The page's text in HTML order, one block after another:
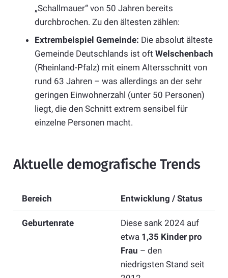
„Schallmauer“ von 50 Jahren bereits
durchbrochen. Zu den ältesten zählen:
Extrembeispiel Gemeinde: Die absolut älteste
Gemeinde Deutschlands ist oft Welschenbach
(Rheinland-Pfalz) mit einem Altersschnitt von
rund 63 Jahren – was allerdings an der sehr
geringen Einwohnerzahl (unter 50 Personen)
liegt, die den Schnitt extrem sensibel für
einzelne Personen macht.
Aktuelle demografische Trends
Bereich Entwicklung / Status
Geburtenrate
Diese sank 2024 auf
etwa 1,35 Kinder pro
Frau – den
niedrigsten Stand seit